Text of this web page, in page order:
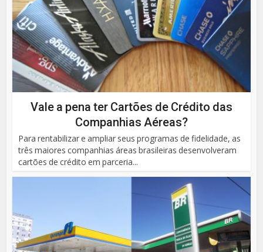
Vale a pena ter Cartões de Crédito das
Companhias Aéreas?
Para rentabilizar e ampliar seus programas de fidelidade, as
três maiores companhias áreas brasileiras desenvolveram
cartões de crédito em parceria...